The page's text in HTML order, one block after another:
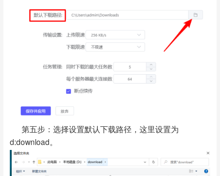
第五步：选择设置默认下载路径，这里设置为
d:download。